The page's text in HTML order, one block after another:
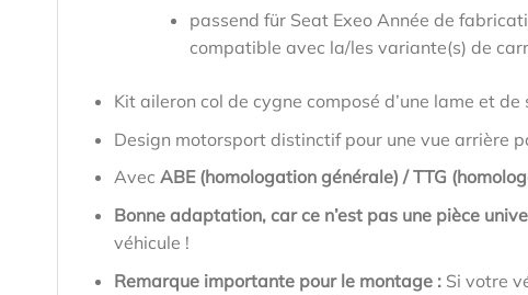
passend für Seat Exeo Année de
compatible avec la/les variante(s) de
Kit aileron col de cygne composé d’une lame et
Design motorsport distinctif pour une vue arrière
Avec ABE (homologation générale) / TTG
Bonne adaptation, car ce n’est pas une pièce
véhicule !
Remarque importante pour le montage : Si votre